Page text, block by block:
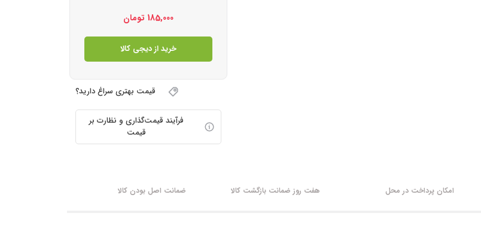
185,000 تومان
خرید از دیجی کالا
قیمت بهتری سراغ دارید؟
فرآیند قیمت‌گذاری و نظارت بر
قیمت
امکان پرداخت در محل هفت روز ضمانت بازگشت کالا ضمانت اصل بودن کالا